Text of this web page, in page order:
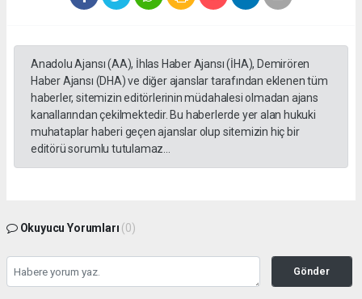
Anadolu Ajansı (AA), İhlas Haber Ajansı (İHA), Demirören
Haber Ajansı (DHA) ve diğer ajanslar tarafından eklenen tüm
haberler, sitemizin editörlerinin müdahalesi olmadan ajans
kanallarından çekilmektedir. Bu haberlerde yer alan hukuki
muhataplar haberi geçen ajanslar olup sitemizin hiç bir
editörü sorumlu tutulamaz...
Okuyucu Yorumları (0)
Gönder